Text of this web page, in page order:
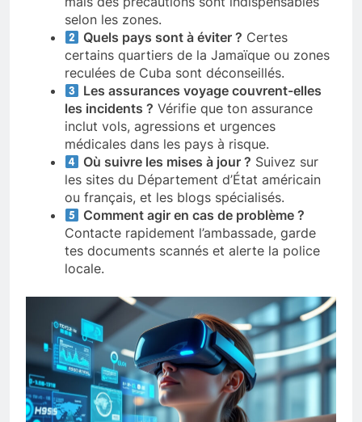
selon les zones.
Quels pays sont à éviter ? Certes
certains quartiers de la Jamaïque ou zones
reculées de Cuba sont déconseillés.
Les assurances voyage couvrent-elles
les incidents ? Vérifie que ton assurance
inclut vols, agressions et urgences
médicales dans les pays à risque.
Où suivre les mises à jour ? Suivez sur
les sites du Département d’État américain
ou français, et les blogs spécialisés.
Comment agir en cas de problème ?
Contacte rapidement l’ambassade, garde
tes documents scannés et alerte la police
locale.